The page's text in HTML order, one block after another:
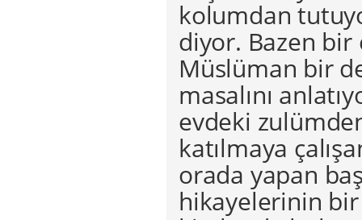
kolumdan
diyor. Bazen bir
Müslüman bir
masalını
evdeki
katılmaya
orada yapan
hikayelerinin bir